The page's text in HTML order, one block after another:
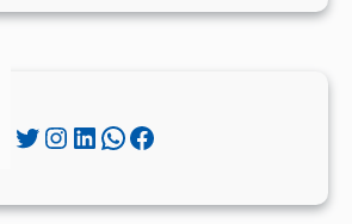
Twitter Instagram LinkedIn WhatsApp Facebook